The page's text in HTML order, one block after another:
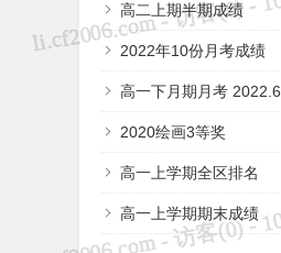
高二上期半期成绩
2022年10份月考成绩
高一下月期月考 2022.6
2020绘画3等奖
高一上学期全区排名
高一上学期期末成绩